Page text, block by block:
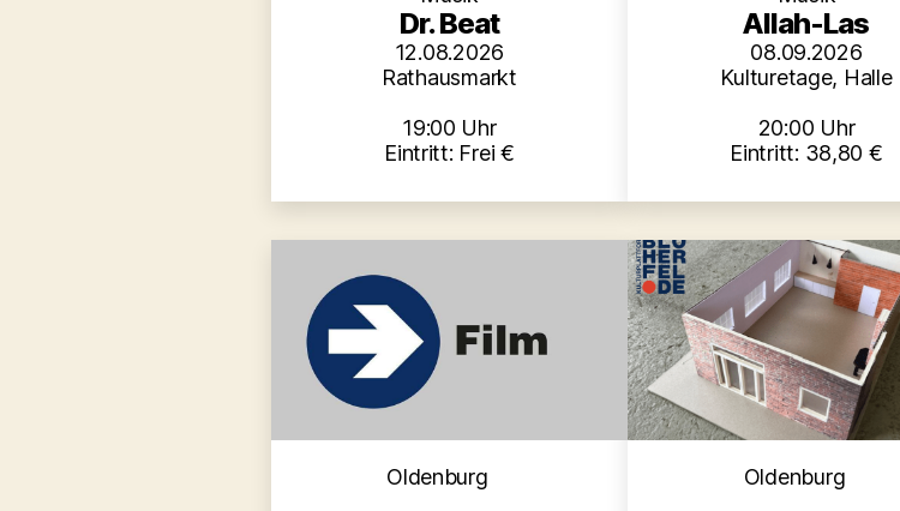
Dr. Beat
12.08.2026
Rathausmarkt
19:00 Uhr
Eintritt: Frei €
Allah-Las
08.09.2026
Kulturetage, Halle
20:00 Uhr
Eintritt: 38,80 €
Kategorien
Oldenburg Kategorien
Oldenburg